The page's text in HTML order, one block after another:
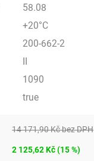
58.08
+20°C
200-662-2
II
1090
true
14 171,90Kčbez DPH
2 125,62Kč(15%)